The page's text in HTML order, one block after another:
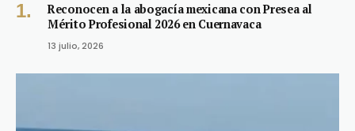
Reconocen a la abogacía mexicana con Presea al
Mérito Profesional 2026 en Cuernavaca
13 julio, 2026